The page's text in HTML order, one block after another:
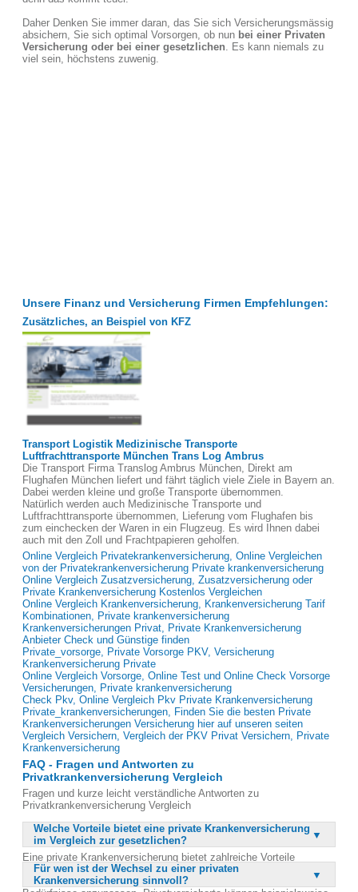
Daher Denken Sie immer daran, das Sie sich Versicherungsmässig
absichern, Sie sich optimal Vorsorgen, ob nun bei einer Privaten
Versicherung oder bei einer gesetzlichen. Es kann niemals zu
viel sein, höchstens zuwenig.
Unsere Finanz und Versicherung Firmen Empfehlungen:
Zusätzliches, an Beispiel von KFZ
Transport Logistik Medizinische Transporte
Luftfrachttransporte München Trans Log Ambrus
Die Transport Firma Translog Ambrus München, Direkt am
Flughafen München liefert und fährt täglich viele Ziele in Bayern an.
Dabei werden kleine und große Transporte übernommen.
Natürlich werden auch Medizinische Transporte und
Luftfrachttransporte übernommen, Lieferung vom Flughafen bis
zum einchecken der Waren in ein Flugzeug. Es wird Ihnen dabei
auch mit den Zoll und Frachtpapieren geholfen.
Online Vergleich Privatekrankenversicherung, Online Vergleichen
von der Privatekrankenversicherung Private krankenversicherung
Online Vergleich Zusatzversicherung, Zusatzversicherung oder
Private Krankenversicherung Kostenlos Vergleichen
Online Vergleich Krankenversicherung, Krankenversicherung Tarif
Kombinationen, Private krankenversicherung
Krankenversicherungen Privat, Private Krankenversicherung
Anbieter Check und Günstige finden
Private_vorsorge, Private Vorsorge PKV, Versicherung
Krankenversicherung Private
Online Vergleich Vorsorge, Online Test und Online Check Vorsorge
Versicherungen, Private krankenversicherung
Check Pkv, Online Vergleich Pkv Private Krankenversicherung
Private_krankenversicherungen, Finden Sie die besten Private
Krankenversicherungen Versicherung hier auf unseren seiten
Vergleich Versichern, Vergleich der PKV Privat Versichern, Private
Krankenversicherung
FAQ - Fragen und Antworten zu
Privatkrankenversicherung Vergleich
Fragen und kurze leicht verständliche Antworten zu
Privatkrankenversicherung Vergleich
Welche Vorteile bietet eine private Krankenversicherung
im Vergleich zur gesetzlichen?
Eine private Krankenversicherung bietet zahlreiche Vorteile
gegenüber der gesetzlichen Krankenversicherung. Dazu gehört die
Möglichkeit, den Leistungsumfang individuell an die eigenen
Für wen ist der Wechsel zu einer privaten
Krankenversicherung sinnvoll?